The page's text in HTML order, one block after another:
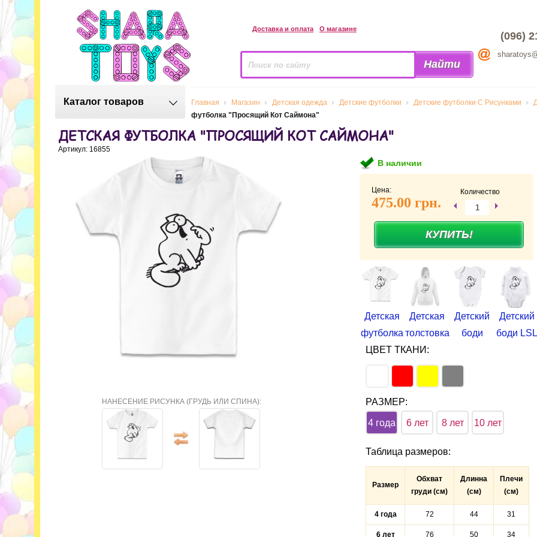
Доставка и оплата О магазине
(096)
Каталог товаров Главная Магазин Детская одежда Детские футболки Детские футболки С Рисунками
футболка "Просящий Кот Саймона"
ДЕТСКАЯ ФУТБОЛКА "ПРОСЯЩИЙ КОТ САЙМОНА"
Артикул: 16855
НАНЕСЕНИЕ РИСУНКА (ГРУДЬ ИЛИ СПИНА):
В наличии
Цена:
475.00 грн.
Количество
Детская
футболка
Детская
толстовка
Детский
боди
Детский
боди LSL
ЦВЕТ ТКАНИ:
РАЗМЕР:
4 года 6 лет 8 лет 10 лет
Таблица размеров:
Размер
Обхват
груди (см)
Длинна
(см)
Плечи
(см)
4 года 72 44 31
6 лет 76 50 34